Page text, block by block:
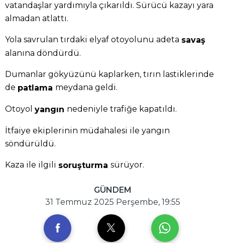
vatandaşlar yardımıyla çıkarıldı. Sürücü kazayı yara
almadan atlattı.
Yola savrulan tırdaki elyaf otoyolunu adeta savaş
alanına döndürdü.
Dumanlar gökyüzünü kaplarken, tırın lastiklerinde
de patlama meydana geldi.
Otoyol yangın nedeniyle trafiğe kapatıldı.
İtfaiye ekiplerinin müdahalesi ile yangın
söndürüldü.
Kaza ile ilgili soruşturma sürüyor.
GÜNDEM
31 Temmuz 2025 Perşembe, 19:55